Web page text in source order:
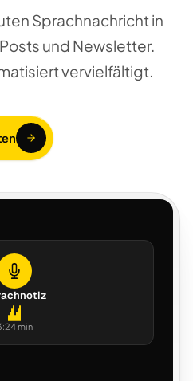
Sprachnachricht in
und Newsletter.
vervielfältigt.
min